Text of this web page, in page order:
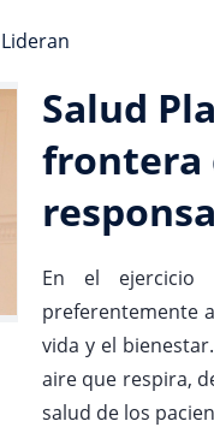
Salud
frontera
En el ejercicio
preferentemente
vida y el
aire que respira,
salud de los